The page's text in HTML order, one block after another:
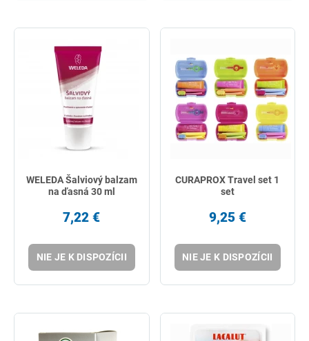
WELEDA Šalviový balzam
na ďasná 30 ml
7,22 €
NIE JE K DISPOZÍCII
CURAPROX Travel set 1
set
9,25 €
NIE JE K DISPOZÍCII